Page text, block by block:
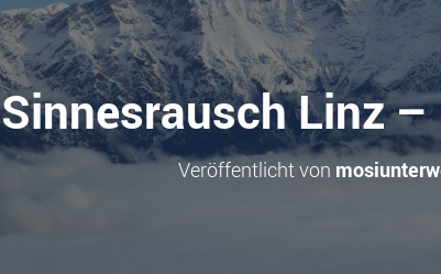
Sinnesrausch Linz
Veröffentlicht von